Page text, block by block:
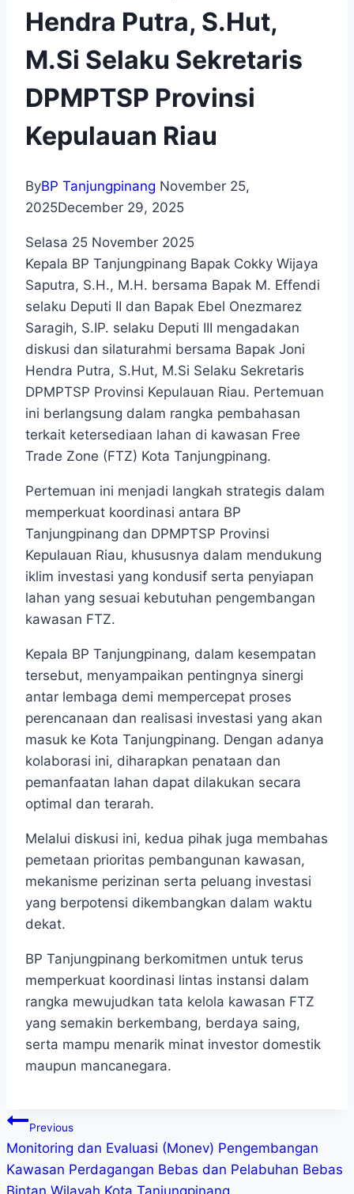
Hendra Putra, S.Hut,
M.Si Selaku Sekretaris
DPMPTSP Provinsi
Kepulauan Riau
ByBP Tanjungpinang November 25,
2025December 29, 2025
Selasa 25 November 2025
Kepala BP Tanjungpinang Bapak Cokky Wijaya
Saputra, S.H., M.H. bersama Bapak M. Effendi
selaku Deputi II dan Bapak Ebel Onezmarez
Saragih, S.IP. selaku Deputi III mengadakan
diskusi dan silaturahmi bersama Bapak Joni
Hendra Putra, S.Hut, M.Si Selaku Sekretaris
DPMPTSP Provinsi Kepulauan Riau. Pertemuan
ini berlangsung dalam rangka pembahasan
terkait ketersediaan lahan di kawasan Free
Trade Zone (FTZ) Kota Tanjungpinang.
Pertemuan ini menjadi langkah strategis dalam
memperkuat koordinasi antara BP
Tanjungpinang dan DPMPTSP Provinsi
Kepulauan Riau, khususnya dalam mendukung
iklim investasi yang kondusif serta penyiapan
lahan yang sesuai kebutuhan pengembangan
kawasan FTZ.
Kepala BP Tanjungpinang, dalam kesempatan
tersebut, menyampaikan pentingnya sinergi
antar lembaga demi mempercepat proses
perencanaan dan realisasi investasi yang akan
masuk ke Kota Tanjungpinang. Dengan adanya
kolaborasi ini, diharapkan penataan dan
pemanfaatan lahan dapat dilakukan secara
optimal dan terarah.
Melalui diskusi ini, kedua pihak juga membahas
pemetaan prioritas pembangunan kawasan,
mekanisme perizinan serta peluang investasi
yang berpotensi dikembangkan dalam waktu
dekat.
BP Tanjungpinang berkomitmen untuk terus
memperkuat koordinasi lintas instansi dalam
rangka mewujudkan tata kelola kawasan FTZ
yang semakin berkembang, berdaya saing,
serta mampu menarik minat investor domestik
maupun mancanegara.
Previous
Monitoring dan Evaluasi (Monev) Pengembangan
Kawasan Perdagangan Bebas dan Pelabuhan Bebas